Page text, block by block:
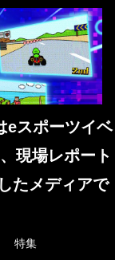
eスポーツイベ
現場レポート
たメディアで
特集